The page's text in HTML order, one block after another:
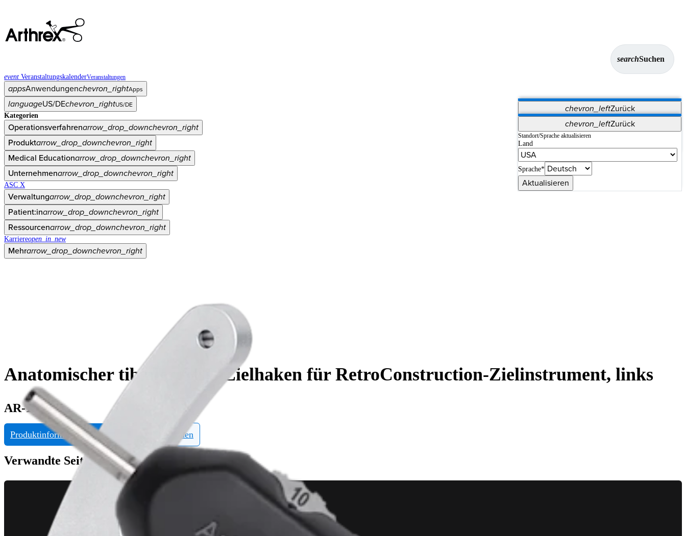
searchSuchen
event VeranstaltungskalenderVeranstaltungen
appsAnwendungenchevron_rightApps
chevron_leftZurück
Vet Systems OrthoPedia Patient
Supplier Portal
Synergy-Bildgebung und -Resektion
languageUS/DEchevron_rightUS/DE
chevron_leftZurück
Standort/Sprache aktualisieren
Land
Sprache*
Aktualisieren
Kategorien
Operationsverfahrenarrow_drop_downchevron_right
Produktarrow_drop_downchevron_right
Medical Educationarrow_drop_downchevron_right
Unternehmenarrow_drop_downchevron_right
ASC X
Verwaltungarrow_drop_downchevron_right
Patient:inarrow_drop_downchevron_right
Ressourcenarrow_drop_downchevron_right
Karriereopen_in_new
Mehrarrow_drop_downchevron_right
Anatomischer tibialer ACL-Zielhaken für RetroConstruction-Zielinstrument, links
AR-1510TL
Produktinformationen anfragen eDFU ansehen
Verwandte Seiten